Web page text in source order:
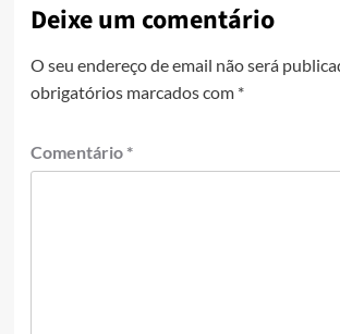
Deixe um comentário
O seu endereço de email não será
obrigatórios marcados com *
Comentário *